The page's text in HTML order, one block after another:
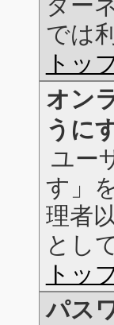
では
トッ
オン
うに
ユー
す」
理者
とし
トッ
パス